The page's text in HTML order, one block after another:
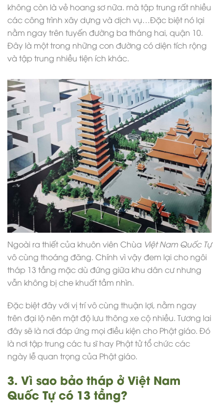
không còn là vẻ hoang sơ nữa. mà tập trung rất nhiều
các công trình xây dựng và dịch vụ…Đặc biệt nó lại
nằm ngay trên tuyến đường ba tháng hai, quận 10.
Đây là một trong những con đường có diện tích rộng
và tập trung nhiều tiện ích khác.
Ngoài ra thiết của khuôn viên Chùa Việt Nam Quốc Tự
vô cùng thoáng đãng. Chính vì vậy đem lại cho ngôi
tháp 13 tầng mặc dù đứng giữa khu dân cư nhưng
vẫn không bị che khuất tầm nhìn.
Đặc biệt đây với vị trí vô cùng thuận lợi, nằm ngay
trên đại lộ nên mật độ lưu thông xe cộ nhiều. Tương lai
đây sẽ là nơi đáp ứng mọi điều kiện cho Phật giáo. Đó
là nơi tập trung các tu sĩ hay Phật tử tổ chức các
ngày lễ quan trọng của Phật giáo.
3. Vì sao bảo tháp ở Việt Nam
Quốc Tự có 13 tầng?